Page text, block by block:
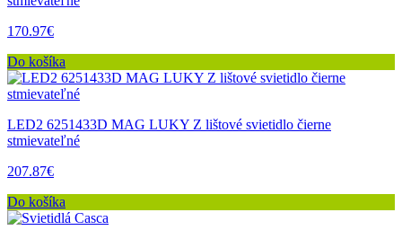
170.97€
Do košíka
LED2 6251433D MAG LUKY Z lištové svietidlo čierne
stmievateľné
207.87€
Do košíka